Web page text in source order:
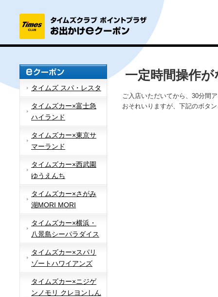
タイムズ スパ・レスタ
タイムズカー×富士急
ハイランド
タイムズカー×東京サ
マーランド
タイムズカー×西武園
ゆうえんち
タイムズカー×さがみ
湖MORI MORI
タイムズカー×横浜・
八景島シーパラダイス
タイムズカー×スパリ
ゾートハワイアンズ
タイムズカー×ニジゲ
ンノモリ クレヨンしん
一定時間操作
ご入店いただいてから、30分間
おそれいりますが、下記のボタ